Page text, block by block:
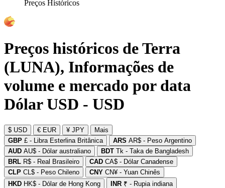
Preços Históricos
Preços históricos de Terra
(LUNA), Informações de
volume e mercado por data
Dólar USD - USD
$ USD € EUR ¥ JPY
Mais
GBP £ - Libra Esterlina Britânica ARS AR$ - Peso Argentino
AUD AU$ - Dólar australiano BDT Tk - Taka de Bangladesh
BRL R$ - Real Brasileiro CAD CA$ - Dólar Canadense
CLP CL$ - Peso Chileno CNY CN¥ - Yuan Chinês
HKD HK$ - Dólar de Hong Kong INR ₹ - Rupia indiana